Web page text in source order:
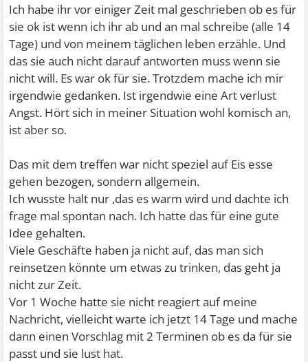
Ich habe ihr vor einiger Zeit mal geschrieben ob es für
sie ok ist wenn ich ihr ab und an mal schreibe (alle 14
Tage) und von meinem täglichen leben erzähle. Und
das sie auch nicht darauf antworten muss wenn sie
nicht will. Es war ok für sie. Trotzdem mache ich mir
irgendwie gedanken. Ist irgendwie eine Art verlust
Angst. Hört sich in meiner Situation wohl komisch an,
ist aber so.
Das mit dem treffen war nicht speziel auf Eis esse
gehen bezogen, sondern allgemein.
Ich wusste halt nur ,das es warm wird und dachte ich
frage mal spontan nach. Ich hatte das für eine gute
Idee gehalten.
Viele Geschäfte haben ja nicht auf, das man sich
reinsetzen könnte um etwas zu trinken, das geht ja
nicht zur Zeit.
Vor 1 Woche hatte sie nicht reagiert auf meine
Nachricht, vielleicht warte ich jetzt 14 Tage und mache
dann einen Vorschlag mit 2 Terminen ob es da für sie
passt und sie lust hat.